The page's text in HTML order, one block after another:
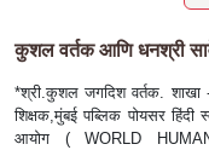
कुशल वर्तक आणि धनश्री सावे
*श्री.कुशल जगदिश वर्तक. शाखा
शिक्षक,मुंबई पब्लिक पोयसर हिंदी
आयोग ( WORLD